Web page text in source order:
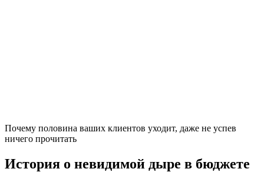
Почему половина ваших клиентов уходит, даже не успев
ничего прочитать
История о невидимой дыре в бюджете